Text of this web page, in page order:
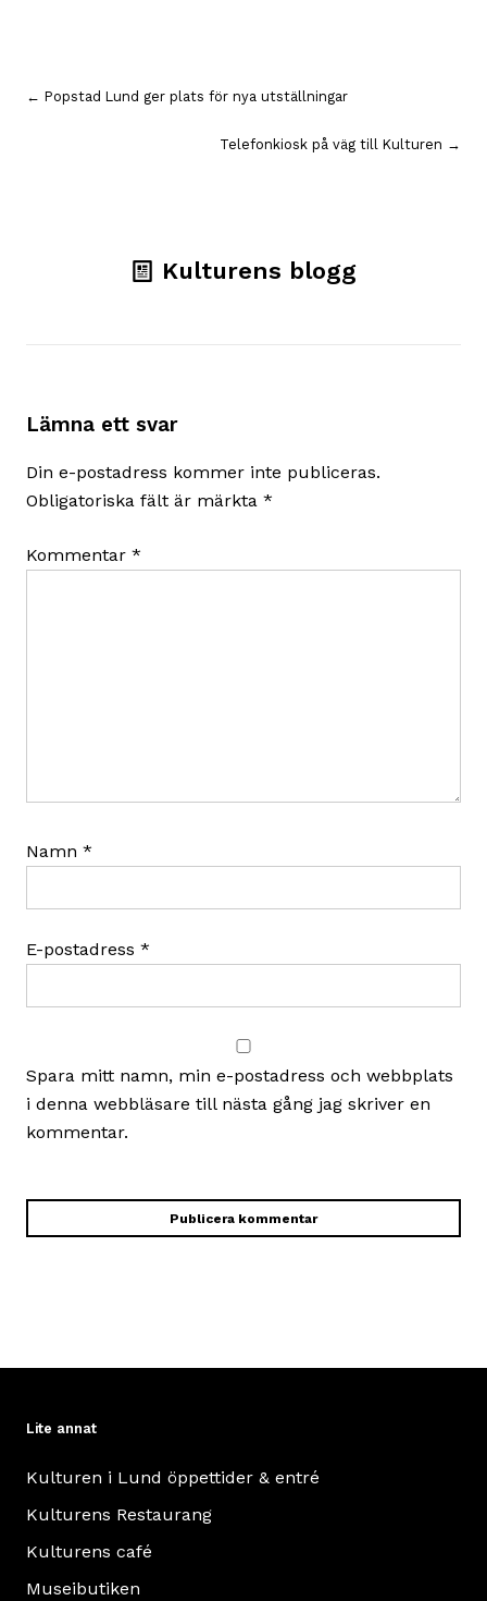
Inläggsnavigering
← Popstad Lund ger plats för nya utställningar
Telefonkiosk på väg till Kulturen →
Kulturens blogg
Lämna ett svar
Din e-postadress kommer inte publiceras.
Obligatoriska fält är märkta *
Kommentar *
Namn *
E-postadress *
Spara mitt namn, min e-postadress och webbplats
i denna webbläsare till nästa gång jag skriver en
kommentar.
Lite annat
Kulturen i Lund öppettider & entré
Kulturens Restaurang
Kulturens café
Museibutiken